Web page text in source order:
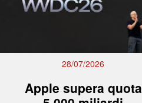
28/07/2026
Apple supera quota